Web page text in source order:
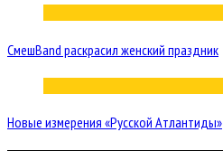
СмешBand раскрасил женский праздник
Новые измерения «Русской Атлантиды»